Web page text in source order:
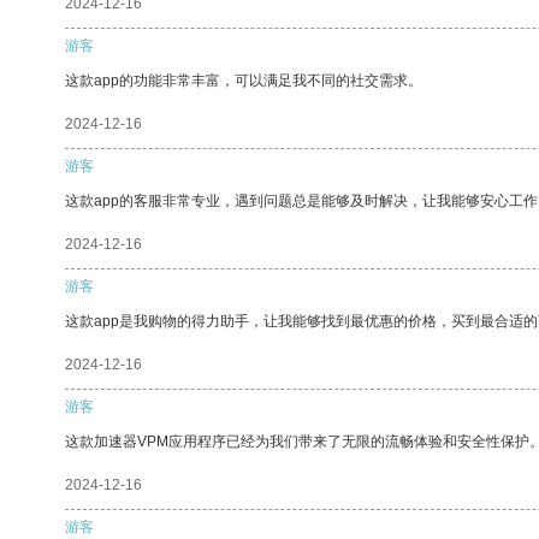
2024-12-16
游客
这款app的功能非常丰富，可以满足我不同的社交需求。
2024-12-16
游客
这款app的客服非常专业，遇到问题总是能够及时解决，让我能够安心工作
2024-12-16
游客
这款app是我购物的得力助手，让我能够找到最优惠的价格，买到最合适的
2024-12-16
游客
这款加速器VPM应用程序已经为我们带来了无限的流畅体验和安全性保护。
2024-12-16
游客